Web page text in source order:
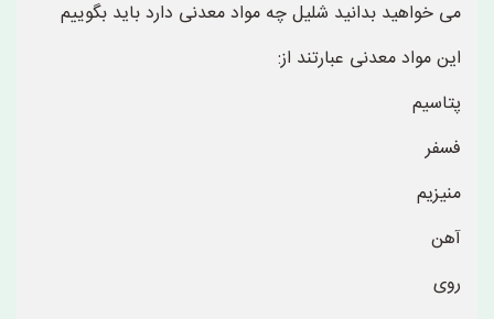
می خواهید بدانید شلیل چه مواد معدنی دارد باید بگوییم
این مواد معدنی عبارتند از:
پتاسیم
فسفر
منیزیم
آهن
روی